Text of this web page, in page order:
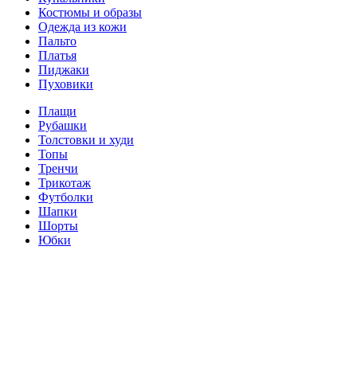
Костюмы и образы
Одежда из кожи
Пальто
Платья
Пиджаки
Пуховики
Плащи
Рубашки
Толстовки и худи
Топы
Тренчи
Трикотаж
Футболки
Шапки
Шорты
Юбки